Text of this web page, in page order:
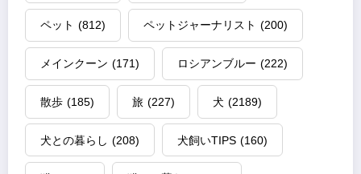
ペット (812) ペットジャーナリスト (200)
メインクーン (171) ロシアンブルー (222)
散歩 (185) 旅 (227) 犬 (2189)
犬との暮らし (208) 犬飼いTIPS (160)